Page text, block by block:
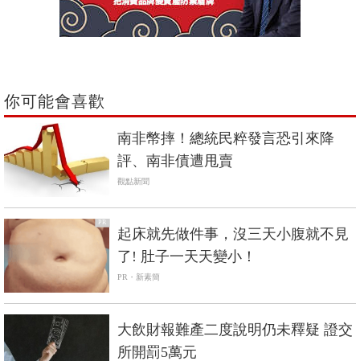
你可能會喜歡
南非幣摔！總統民粹發言恐引來降
評、南非債遭甩賣
觀點新聞
PR
起床就先做件事，沒三天小腹就不見
了! 肚子一天天變小！
PR・新素簡
大飲財報難產二度說明仍未釋疑 證交
所開罰5萬元